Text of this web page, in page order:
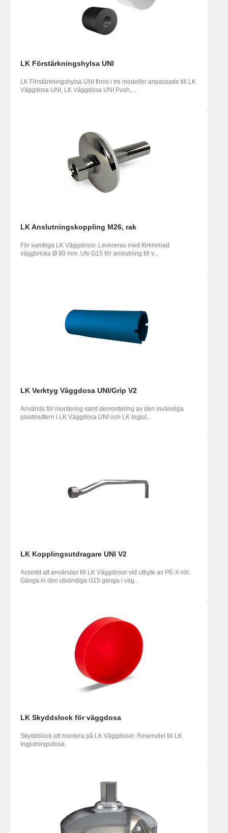
LK Förstärkningshylsa UNI
LK Förstärkningshylsa UNI finns i tre modeller anpassade till LK
Väggdosa UNI, LK Väggdosa UNI Push,...
LK Anslutningskoppling M26, rak
För samtliga LK Väggdosor. Levereras med förkromad
väggbricka Ø 80 mm. Utv G15 för anslutning till v...
LK Verktyg Väggdosa UNI/Grip V2
Används för montering samt demontering av den invändiga
plastmuttern i LK Väggdosa UNI och LK Ingjut...
LK Kopplingsutdragare UNI V2
Avsedd att användas till LK Väggdosor vid utbyte av PE-X-rör.
Gänga in den utvändiga G15 gänga i väg...
LK Skyddslock för väggdosa
Skyddslock att montera på LK Väggdosor. Reservdel till LK
Ingjutningsdosa.